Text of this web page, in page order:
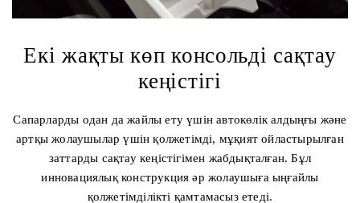
Екі жақты көп консольді сақтау
кеңістігі
Сапарларды одан да жайлы ету үшін автокөлік алдыңғы және
артқы жолаушылар үшін қолжетімді, мұқият ойластырылған
заттарды сақтау кеңістігімен жабдықталған. Бұл
инновациялық конструкция әр жолаушыға ыңғайлы
қолжетімділікті қамтамасыз етеді.